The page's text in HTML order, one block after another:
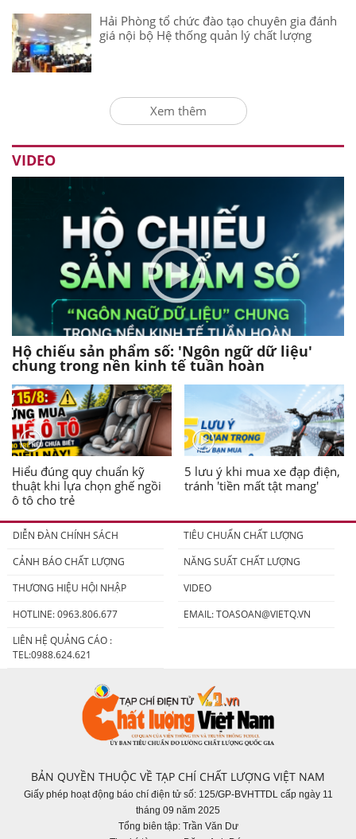
Hải Phòng tổ chức đào tạo chuyên gia đánh
giá nội bộ Hệ thống quản lý chất lượng
Xem thêm
VIDEO
Hộ chiếu sản phẩm số: 'Ngôn ngữ dữ liệu'
chung trong nền kinh tế tuần hoàn
Hiểu đúng quy chuẩn kỹ
thuật khi lựa chọn ghế ngồi
ô tô cho trẻ
5 lưu ý khi mua xe đạp điện,
tránh 'tiền mất tật mang'
DIỄN ĐÀN CHÍNH SÁCH
TIÊU CHUẨN CHẤT LƯỢNG
CẢNH BÁO CHẤT LƯỢNG
NĂNG SUẤT CHẤT LƯỢNG
THƯƠNG HIỆU HỘI NHẬP
VIDEO
HOTLINE: 0963.806.677
EMAIL:TOASOAN@VIETQ.VN
LIÊN HỆ QUẢNG CÁO :
TEL:0988.624.621
BẢN QUYỀN THUỘC VỀ TẠP CHÍ CHẤT LƯỢNG VIỆT NAM
Giấy phép hoạt động báo chí điện tử số: 125/GP-BVHTTDL cấp ngày 11
tháng 09 năm 2025
Tổng biên tập: Trần Văn Dư